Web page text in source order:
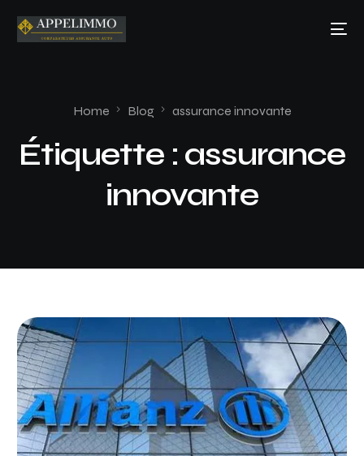
Home Blog assurance innovante
Étiquette : assurance
innovante